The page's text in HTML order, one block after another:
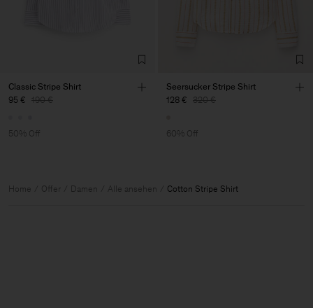
Classic Stripe Shirt
95 € 190 €
50% Off
Seersucker Stripe Shirt
128 € 320 €
60% Off
Home Offer Damen Alle ansehen Cotton Stripe Shirt